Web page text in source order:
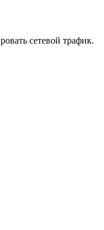
сетевой трафик.